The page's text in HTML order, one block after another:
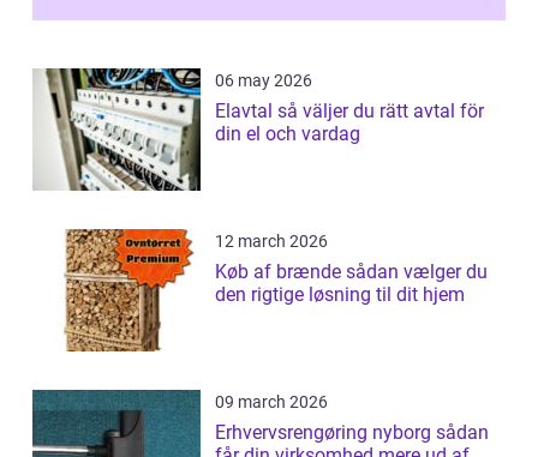
06 may 2026
Elavtal så väljer du rätt avtal för
din el och vardag
12 march 2026
Køb af brænde sådan vælger du
den rigtige løsning til dit hjem
09 march 2026
Erhvervsrengøring nyborg sådan